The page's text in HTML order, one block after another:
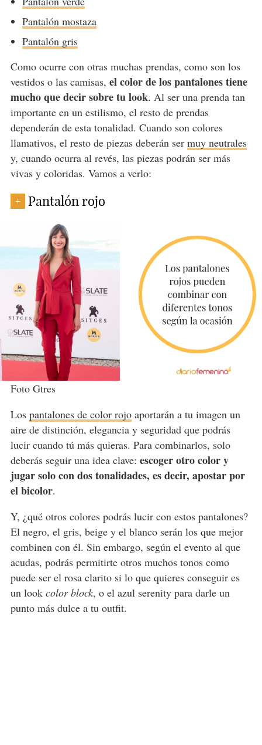
Pantalón mostaza
Pantalón gris
Como ocurre con otras muchas prendas, como son los
vestidos o las camisas, el color de los pantalones tiene
mucho que decir sobre tu look. Al ser una prenda tan
importante en un estilismo, el resto de prendas
dependerán de esta tonalidad. Cuando son colores
llamativos, el resto de piezas deberán ser muy neutrales
y, cuando ocurra al revés, las piezas podrán ser más
vivas y coloridas. Vamos a verlo:
+ Pantalón rojo
Foto Gtres
Los pantalones de color rojoaportarán a tu imagen un
aire de distinción, elegancia y seguridad que podrás
lucir cuando tú más quieras. Para combinarlos, solo
deberás seguir una idea clave: escoger otro color y
jugar solo con dos tonalidades, es decir, apostar por
el bicolor.
Y, ¿qué otros colores podrás lucir con estos pantalones?
El negro, el gris, beige y el blanco serán los que mejor
combinen con él. Sin embargo, según el evento al que
acudas, podrás permitirte otros muchos tonos como
puede ser el rosa clarito si lo que quieres conseguir es
un lookcolor block, o el azul serenity para darle un
punto más dulce a tu outfit.